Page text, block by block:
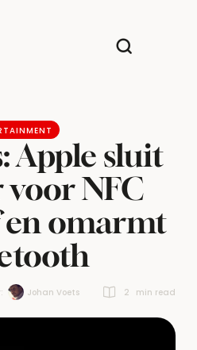
Apple sluit
voor NFC
omarmt
Johan Voets 2 min read